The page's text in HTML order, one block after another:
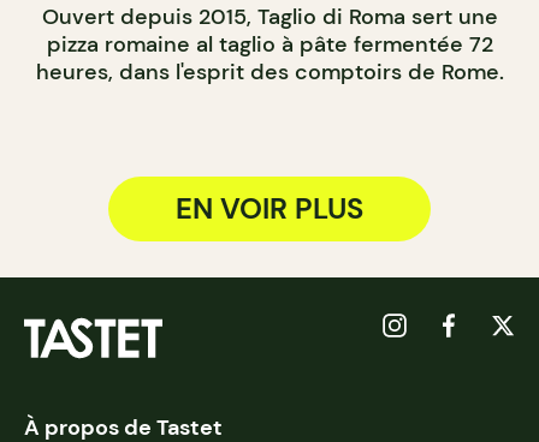
Ouvert depuis 2015, Taglio di Roma sert une
pizza romaine al taglio à pâte fermentée 72
heures, dans l'esprit des comptoirs de Rome.
EN VOIR PLUS
À propos de Tastet